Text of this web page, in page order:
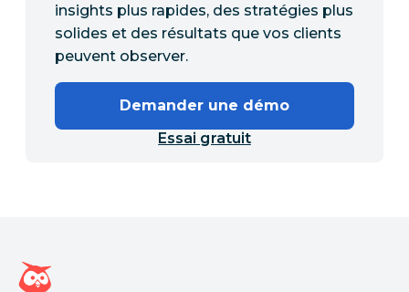
insights plus rapides, des stratégies plus
solides et des résultats que vos clients
peuvent observer.
Demander une démo
Essai gratuit
Page d'accueil Hootsuite